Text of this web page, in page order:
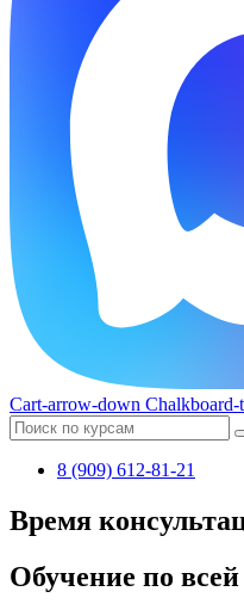
Cart-arrow-down Chalkboard-
8 (909) 612-81-21
Время
Обучение по